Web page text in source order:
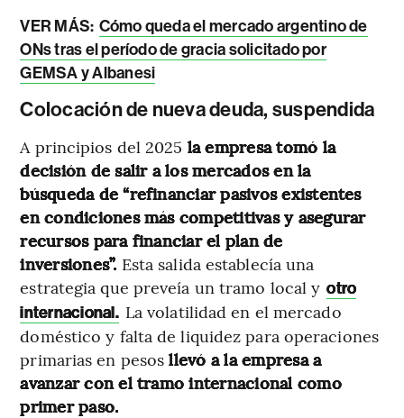
VER MÁS: Cómo queda el mercado argentino de
ONs tras el período de gracia solicitado por
GEMSA y Albanesi
Colocación de nueva deuda, suspendida
A principios del 2025 la empresa tomó la
decisión de salir a los mercados en la
búsqueda de “refinanciar pasivos existentes
en condiciones más competitivas y asegurar
recursos para financiar el plan de
inversiones”. Esta salida establecía una
estrategia que preveía un tramo local y otro
internacional. La volatilidad en el mercado
doméstico y falta de liquidez para operaciones
primarias en pesos llevó a la empresa a
avanzar con el tramo internacional como
primer paso.